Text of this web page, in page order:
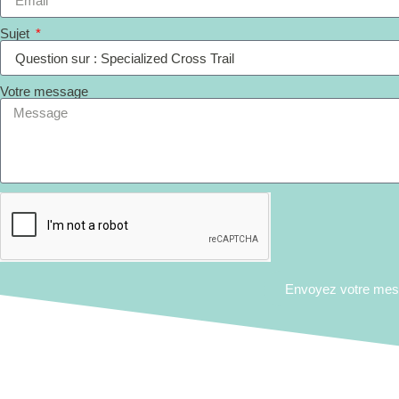
Sujet
Votre message
Envoyez votre